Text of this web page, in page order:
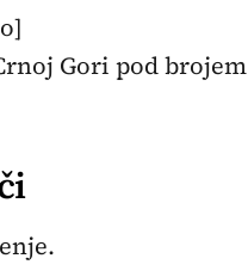
Gori pod brojem